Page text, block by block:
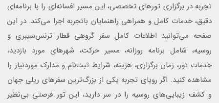
تجربه در برگزاری تورهای تخصصی، این مسیر افسانه‌ای را با برنامه‌ای
دقیق، خدمات کامل و همراهی راهنمایان باتجربه اجرا می‌کند. در این
صفحه می‌توانید اطلاعات کامل سفر گروهی قطار ترنس‌سیبری و
روسیه، شامل برنامه روزانه، مسیر حرکت، شهرهای مورد بازدید،
خدمات تور، زمان برگزاری، هزینه، شرایط ثبت‌نام و مدارک موردنیاز را
مشاهده کنید. اگر رویای تجربه یکی از بزرگ‌ترین سفرهای ریلی جهان
و کشف زیبایی‌های روسیه را در سر دارید، این تور فرصتی بی‌نظیر